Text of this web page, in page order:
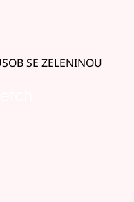
SE ZELENINOU